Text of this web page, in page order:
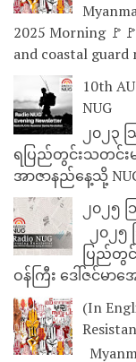
2025 Morning
and coastal guard
10th
NUG
၂၀၂၃
ရပြည်တွင်းသတင်းမျ
အာဇာနည်နေ့သို့
၂၀၂၅
၂၀၂
ပြည်တွင်
ဝန်ကြီး ဒေါ်ဇင်မာအ
(In